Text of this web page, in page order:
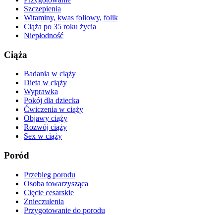
Szczepienia
Witaminy, kwas foliowy, folik
Ciąża po 35 roku życia
Niepłodność
Ciąża
Badania w ciąży
Dieta w ciąży
Wyprawka
Pokój dla dziecka
Ćwiczenia w ciąży
Objawy ciąży
Rozwój ciąży
Sex w ciąży
Poród
Przebieg porodu
Osoba towarzysząca
Cięcie cesarskie
Znieczulenia
Przygotowanie do porodu